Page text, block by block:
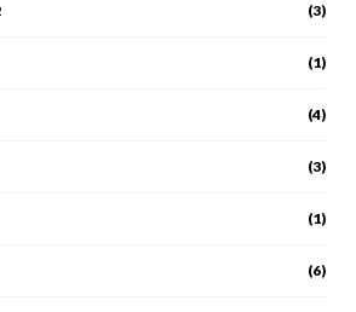
(3)
(1)
(4)
(3)
(1)
(6)